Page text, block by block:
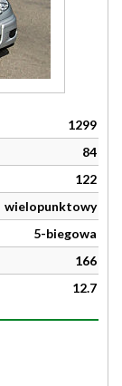
1299
84
122
wielopunktowy
5-biegowa
166
12.7